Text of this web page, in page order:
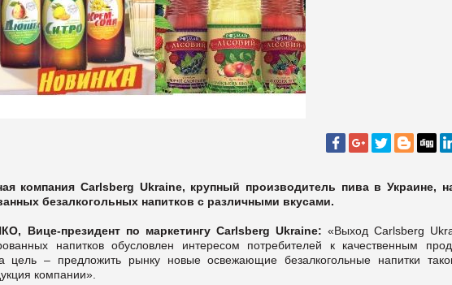
компания Carlsberg Ukraine, крупный производитель пива в Украине,
безалкогольных напитков с различными вкусами.
Вице-президент по маркетингу Carlsberg Ukraine: «Выход Carlsberg
напитков обусловлен интересом потребителей к качественным
цель – предложить рынку новые освежающие безалкогольные напитки
компании».